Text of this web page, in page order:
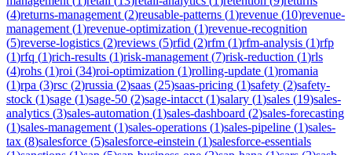
(4)returns-management (2)reusable-patterns (1)revenue (10)revenue-
management (1)revenue-optimization (1)revenue-recognition
(5)reverse-logistics (2)reviews (5)rfid (2)rfm (1)rfm-analysis (1)rfp
(1)rfq (1)rich-results (1)risk-management (7)risk-reduction (1)rls
(4)rohs (1)roi (34)roi-optimization (1)rolling-update (1)romania
(1)rpa (3)rsc (2)russia (2)saas (25)saas-pricing (1)safety (2)safety-
stock (1)sage (1)sage-50 (2)sage-intacct (1)salary (1)sales (19)sales-
analytics (3)sales-automation (1)sales-dashboard (2)sales-forecasting
(1)sales-management (1)sales-operations (1)sales-pipeline (1)sales-
tax (8)salesforce (5)salesforce-einstein (1)salesforce-essentials